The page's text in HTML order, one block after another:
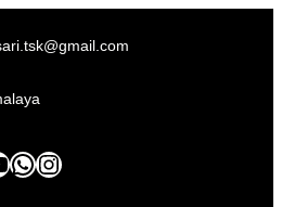
WhatsApp
Instagram